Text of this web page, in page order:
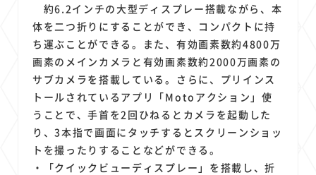
約6.2インチの大型ディスプレー搭載ながら、本
体を二つ折りにすることができ、コンパクトに持
ち運ぶことができる。また、有効画素数約4800万
画素のメインカメラと有効画素数約2000万画素の
サブカメラを搭載している。さらに、プリインス
トールされているアプリ「Motoアクション」使
うことで、手首を2回ひねるとカメラを起動した
り、3本指で画面にタッチするとスクリーンショッ
トを撮ったりすることなどができる。
・「クイックビューディスプレー」を搭載し、折